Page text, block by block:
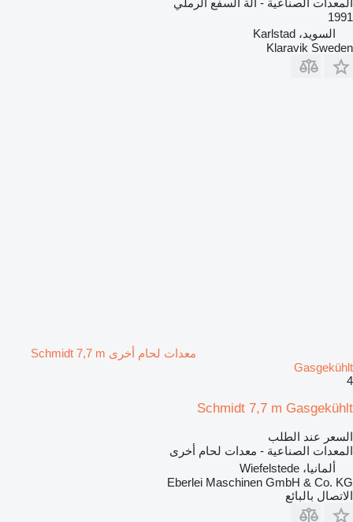
المعدات الصناعية - آلة السفع الرملي
1991
السويد، Karlstad
Klaravik Sweden
معدات لحام أخرى Schmidt 7,7 m
Gasgekühlt
4
Schmidt 7,7 m Gasgekühlt
السعر عند الطلب
المعدات الصناعية - معدات لحام أخرى
ألمانيا، Wiefelstede
Eberlei Maschinen GmbH & Co. KG
الاتصال بالبائع